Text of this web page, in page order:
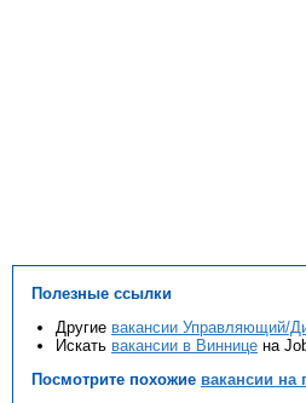
Полезные ссылки
Другие вакансии Управляющий/
Искать вакансии в Виннице на
Посмотрите похожие вакансии на